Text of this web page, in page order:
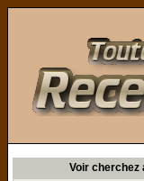
Voir cherchez